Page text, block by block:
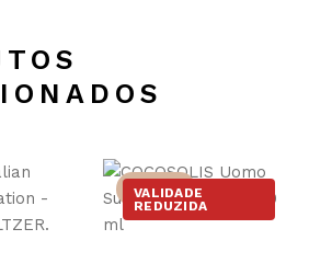
VALIDADE
REDUZIDA
-37%